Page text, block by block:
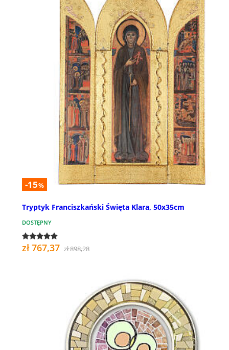
-15%
Tryptyk Franciszkański Święta Klara, 50x35cm
DOSTĘPNY
zł 767,37 zł 898,28